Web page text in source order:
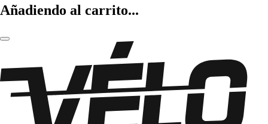
Añadiendo al carrito...